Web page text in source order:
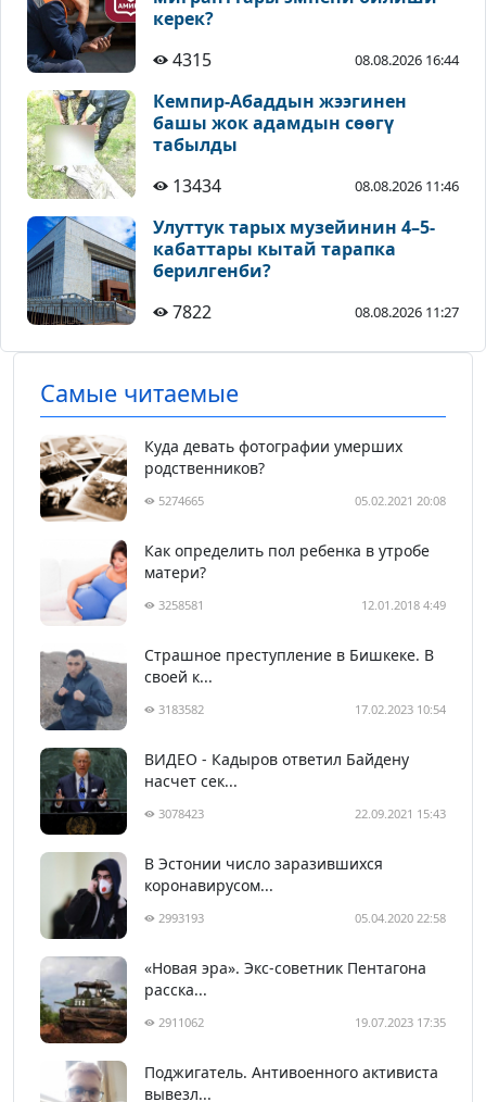
керек?
4315
08.08.2026 16:44
Кемпир-Абаддын жээгинен
башы жок адамдын сөөгү
табылды
13434
08.08.2026 11:46
Улуттук тарых музейинин 4–5-
кабаттары кытай тарапка
берилгенби?
7822
08.08.2026 11:27
Самые читаемые
Куда девать фотографии умерших
родственников?
5274665 05.02.2021 20:08
Как определить пол ребенка в утробе
матери?
3258581 12.01.2018 4:49
Страшное преступление в Бишкеке. В
своей к...
3183582 17.02.2023 10:54
ВИДЕО - Кадыров ответил Байдену
насчет сек...
3078423 22.09.2021 15:43
В Эстонии число заразившихся
коронавирусом...
2993193 05.04.2020 22:58
«Новая эра». Экс-советник Пентагона
расска...
2911062 19.07.2023 17:35
Поджигатель. Антивоенного активиста
вывезл...